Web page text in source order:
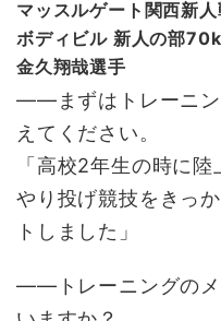
マッスルゲート関西新
ボディビル 新人の部
金久翔哉選手
――まずはトレーニン
えてください。
「高校2年生の時に
やり投げ競技をきっ
トしました」
――トレーニングのメ